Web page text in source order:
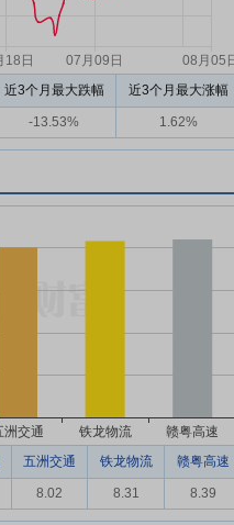
近3个月最大跌幅 近3个月最大涨幅
-13.53% 1.62%
五洲交通 铁龙物流 赣粤高速
8.02 8.31 8.39